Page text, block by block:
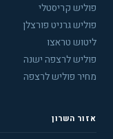
פוליש קריסטלי
פוליש גרניט פורצלן
ליטוש טראצו
פוליש לרצפה ישנה
מחיר פוליש לרצפה
אזור השרון